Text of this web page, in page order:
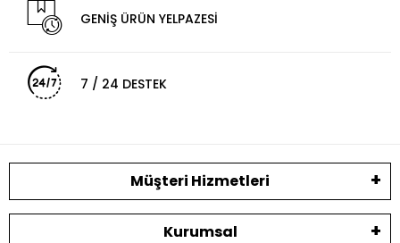
GENİŞ ÜRÜN YELPAZESİ
7 / 24 DESTEK
Müşteri Hizmetleri
Kurumsal